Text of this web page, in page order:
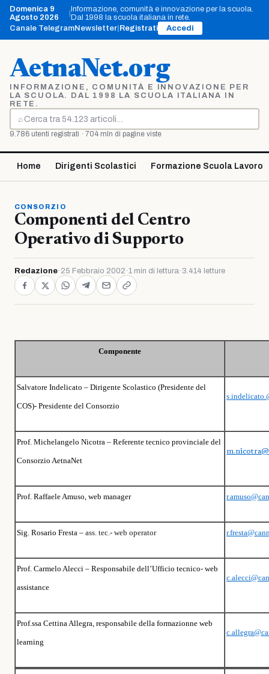
Vai
contenuto
Domenica 9
Agosto 2026
|Informazione, comunità e innovazione per la scuola.
Dal 1998 la scuola italiana in rete.
Canale TelegramNewsletter Registrati Accedi
AetnaNet.org
INFORMAZIONE, COMUNITÀ E INNOVAZIONE PER
LA SCUOLA. DAL 1998 LA SCUOLA ITALIANA IN
RETE.
⌕
Cerca
9.786 utenti registrati · 704 mln di pagine viste
Home Dirigenti Scolastici Formazione Scuola Lavoro
CONSORZIO
Componenti del Centro
Operativo di Supporto
Redazione· 25 Febbraio 2002 ·1 min di lettura· 3.414 letture
Componente
Salvatore Indelicato – Dirigente Scolastico (Presidente del
COS)- Presidente del Consorzio
Prof. Michelangelo Nicotra – Referente tecnico provinciale del
Consorzio AetnaNet
Prof. Raffaele Amuso, web manager
Sig. Rosario Fresta – ass. tec.- web operator
Prof. Carmelo Alecci – Responsabile dell’Ufficio tecnico- web
assistance
Prof.ssa Cettina Allegra, responsabile della formazionne web
learning